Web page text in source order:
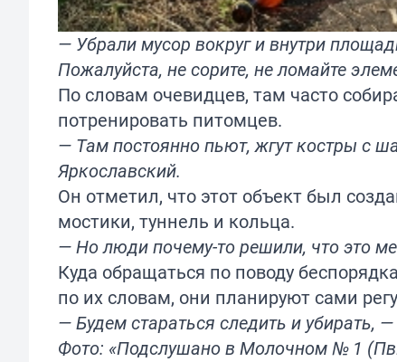
— Убрали мусор вокруг и внутри
Пожалуйста, не сорите, не ломайте
По словам очевидцев, там часто
потренировать питомцев.
— Там постоянно пьют, жгут костры с
Яркославский.
Он отметил, что этот объект был
мостики, туннель и кольца.
— Но люди почему-то решили, что это
Куда обращаться по поводу
по их словам, они планируют сами
— Будем стараться следить и убирать,
Фото: «Подслушано в Молочном № 1